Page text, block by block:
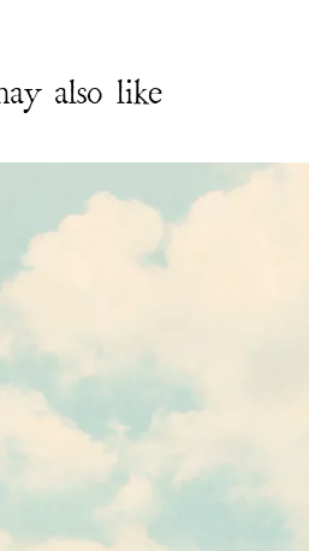
also like